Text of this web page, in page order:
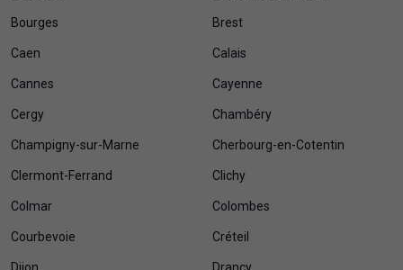
Bourges Brest
Caen Calais
Cannes Cayenne
Cergy Chambéry
Champigny-sur-Marne Cherbourg-en-Cotentin
Clermont-Ferrand Clichy
Colmar Colombes
Courbevoie Créteil
Dijon Drancy